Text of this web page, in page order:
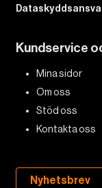
Kundservice
Mina sidor
Om oss
Stöd oss
Kontakta oss
Nyhetsbrev